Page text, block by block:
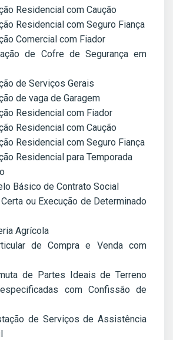
Residencial com Caução
Residencial com Seguro Fiança
Comercial com Fiador
de Cofre de Segurança em
de Serviços Gerais
de vaga de Garagem
Residencial com Fiador
Residencial com Caução
Residencial com Seguro Fiança
Residencial para Temporada
Básico de Contrato Social
ou Execução de Determinado
Agrícola
de Compra e Venda com
de Partes Ideais de Terreno
com Confissão de
de Serviços de Assistência